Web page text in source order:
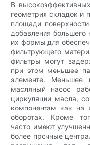
В
геометрия складок и
площади
добавления большего
их формы для
фильтрующего
фильтры могут
при этом меньшее
элементе. Меньшее
масляный насос
циркуляции масла,
компонентам как на
оборотах. Кроме
часто имеют
более прочные